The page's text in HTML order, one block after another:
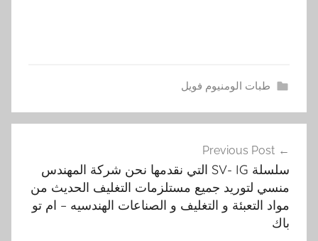
طبات الومنيوم فويل
i
t
s
v
المقالات
Previous Post
سلسلة SV- IG التي نقدمها نحن شركة المهندس
منسي لتوريد جميع مستلزمات التغليف الحديث من
مواد التعبئة و التغليف و الصناعات الهندسيه – ام تو
باك